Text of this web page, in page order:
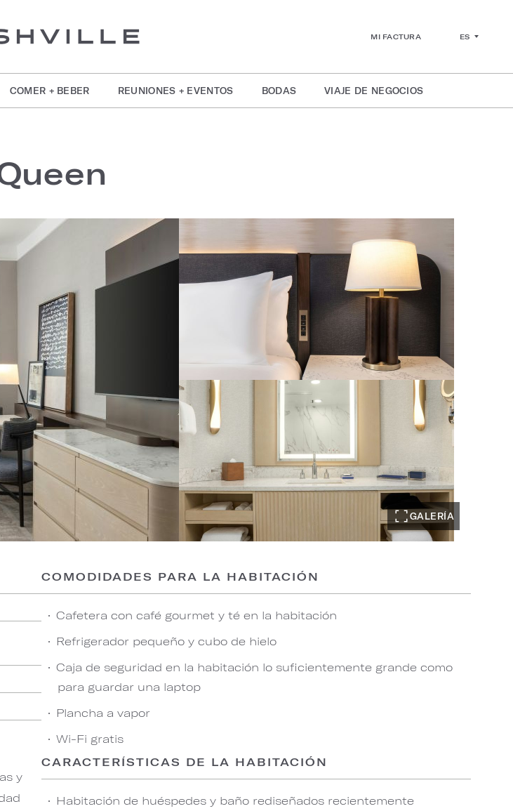
MI FACTURA ES
COMER + BEBER REUNIONES + EVENTOS BODAS VIAJE DE NEGOCIOS
GALERÍA
y
COMODIDADES PARA LA HABITACIÓN
Cafetera con café gourmet y té en la habitación
Refrigerador pequeño y cubo de hielo
Caja de seguridad en la habitación lo suficientemente grande como
para guardar una laptop
Plancha a vapor
Wi-Fi gratis
CARACTERÍSTICAS DE LA HABITACIÓN
Habitación de huéspedes y baño rediseñados recientemente